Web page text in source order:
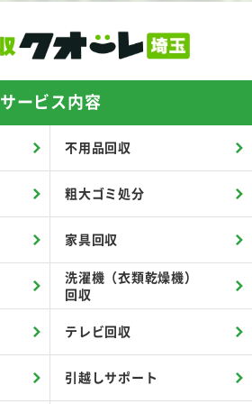
サービス内容
不用品回収
粗大ゴミ処分
家具回収
洗濯機（衣類乾燥機）
回収
テレビ回収
引越しサポート